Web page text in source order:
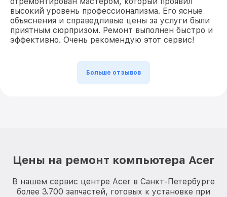
высокий уровень профессионализма. Его ясные
объяснения и справедливые цены за услуги были
приятным сюрпризом. Ремонт выполнен быстро и
эффективно. Очень рекомендую этот сервис!
Больше отзывов
Цены на ремонт компьютера Acer
В нашем сервис центре Acer в Санкт-Петербурге
более 3.700 запчастей, готовых к установке при